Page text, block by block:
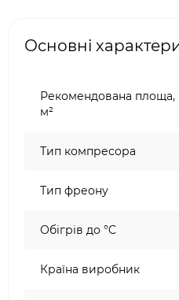
Основні
Рекомендована площа,
м²
Тип компресора
Тип фреону
Обігрів до °C
Країна виробник